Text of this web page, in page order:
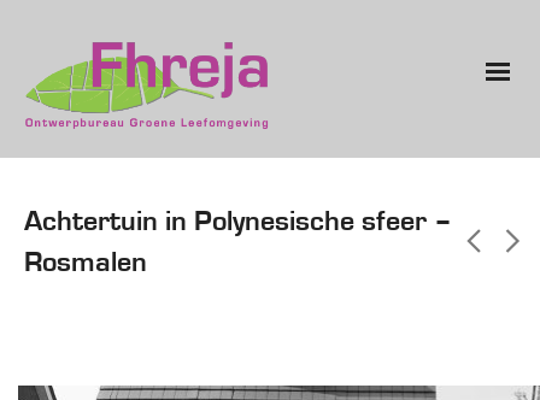
Achtertuin in Polynesische sfeer –
Rosmalen